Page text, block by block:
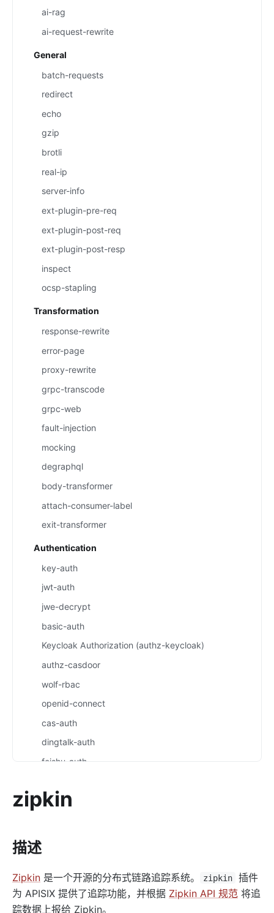
ai-rag
ai-request-rewrite
General
batch-requests
redirect
echo
gzip
brotli
real-ip
server-info
ext-plugin-pre-req
ext-plugin-post-req
ext-plugin-post-resp
inspect
ocsp-stapling
Transformation
response-rewrite
error-page
proxy-rewrite
grpc-transcode
grpc-web
fault-injection
mocking
degraphql
body-transformer
attach-consumer-label
exit-transformer
Authentication
key-auth
jwt-auth
jwe-decrypt
basic-auth
Keycloak Authorization (authz-keycloak)
authz-casdoor
wolf-rbac
openid-connect
cas-auth
dingtalk-auth
feishu-auth
authz-casbin
multi-auth
saml-auth
zipkin
描述
Zipkin 是一个开源的分布式链路追踪系统。 zipkin
插件
为 APISIX 提供了追踪功能，并根据 Zipkin API 规范 将追
踪数据上报给 Zipkin。